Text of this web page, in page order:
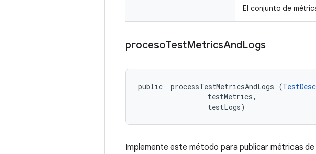
El conjunto de
procesoTestMetricsAndLogs
public processTestMetricsAndLogs (
testMetrics,
testLogs)
Implemente este método para publicar métricas